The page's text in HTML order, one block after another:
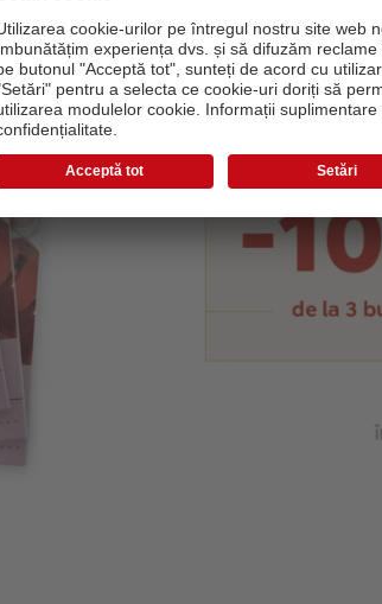
Aflați mai